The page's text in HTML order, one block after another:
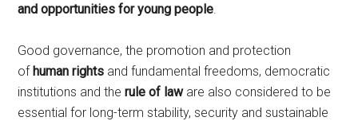
andopportunities for young people
Good governance, the promotion and protection
ofhuman rights and fundamental freedoms, democratic
institutions and therule of laware also considered to be
essential for long-term stability, security and sustainable